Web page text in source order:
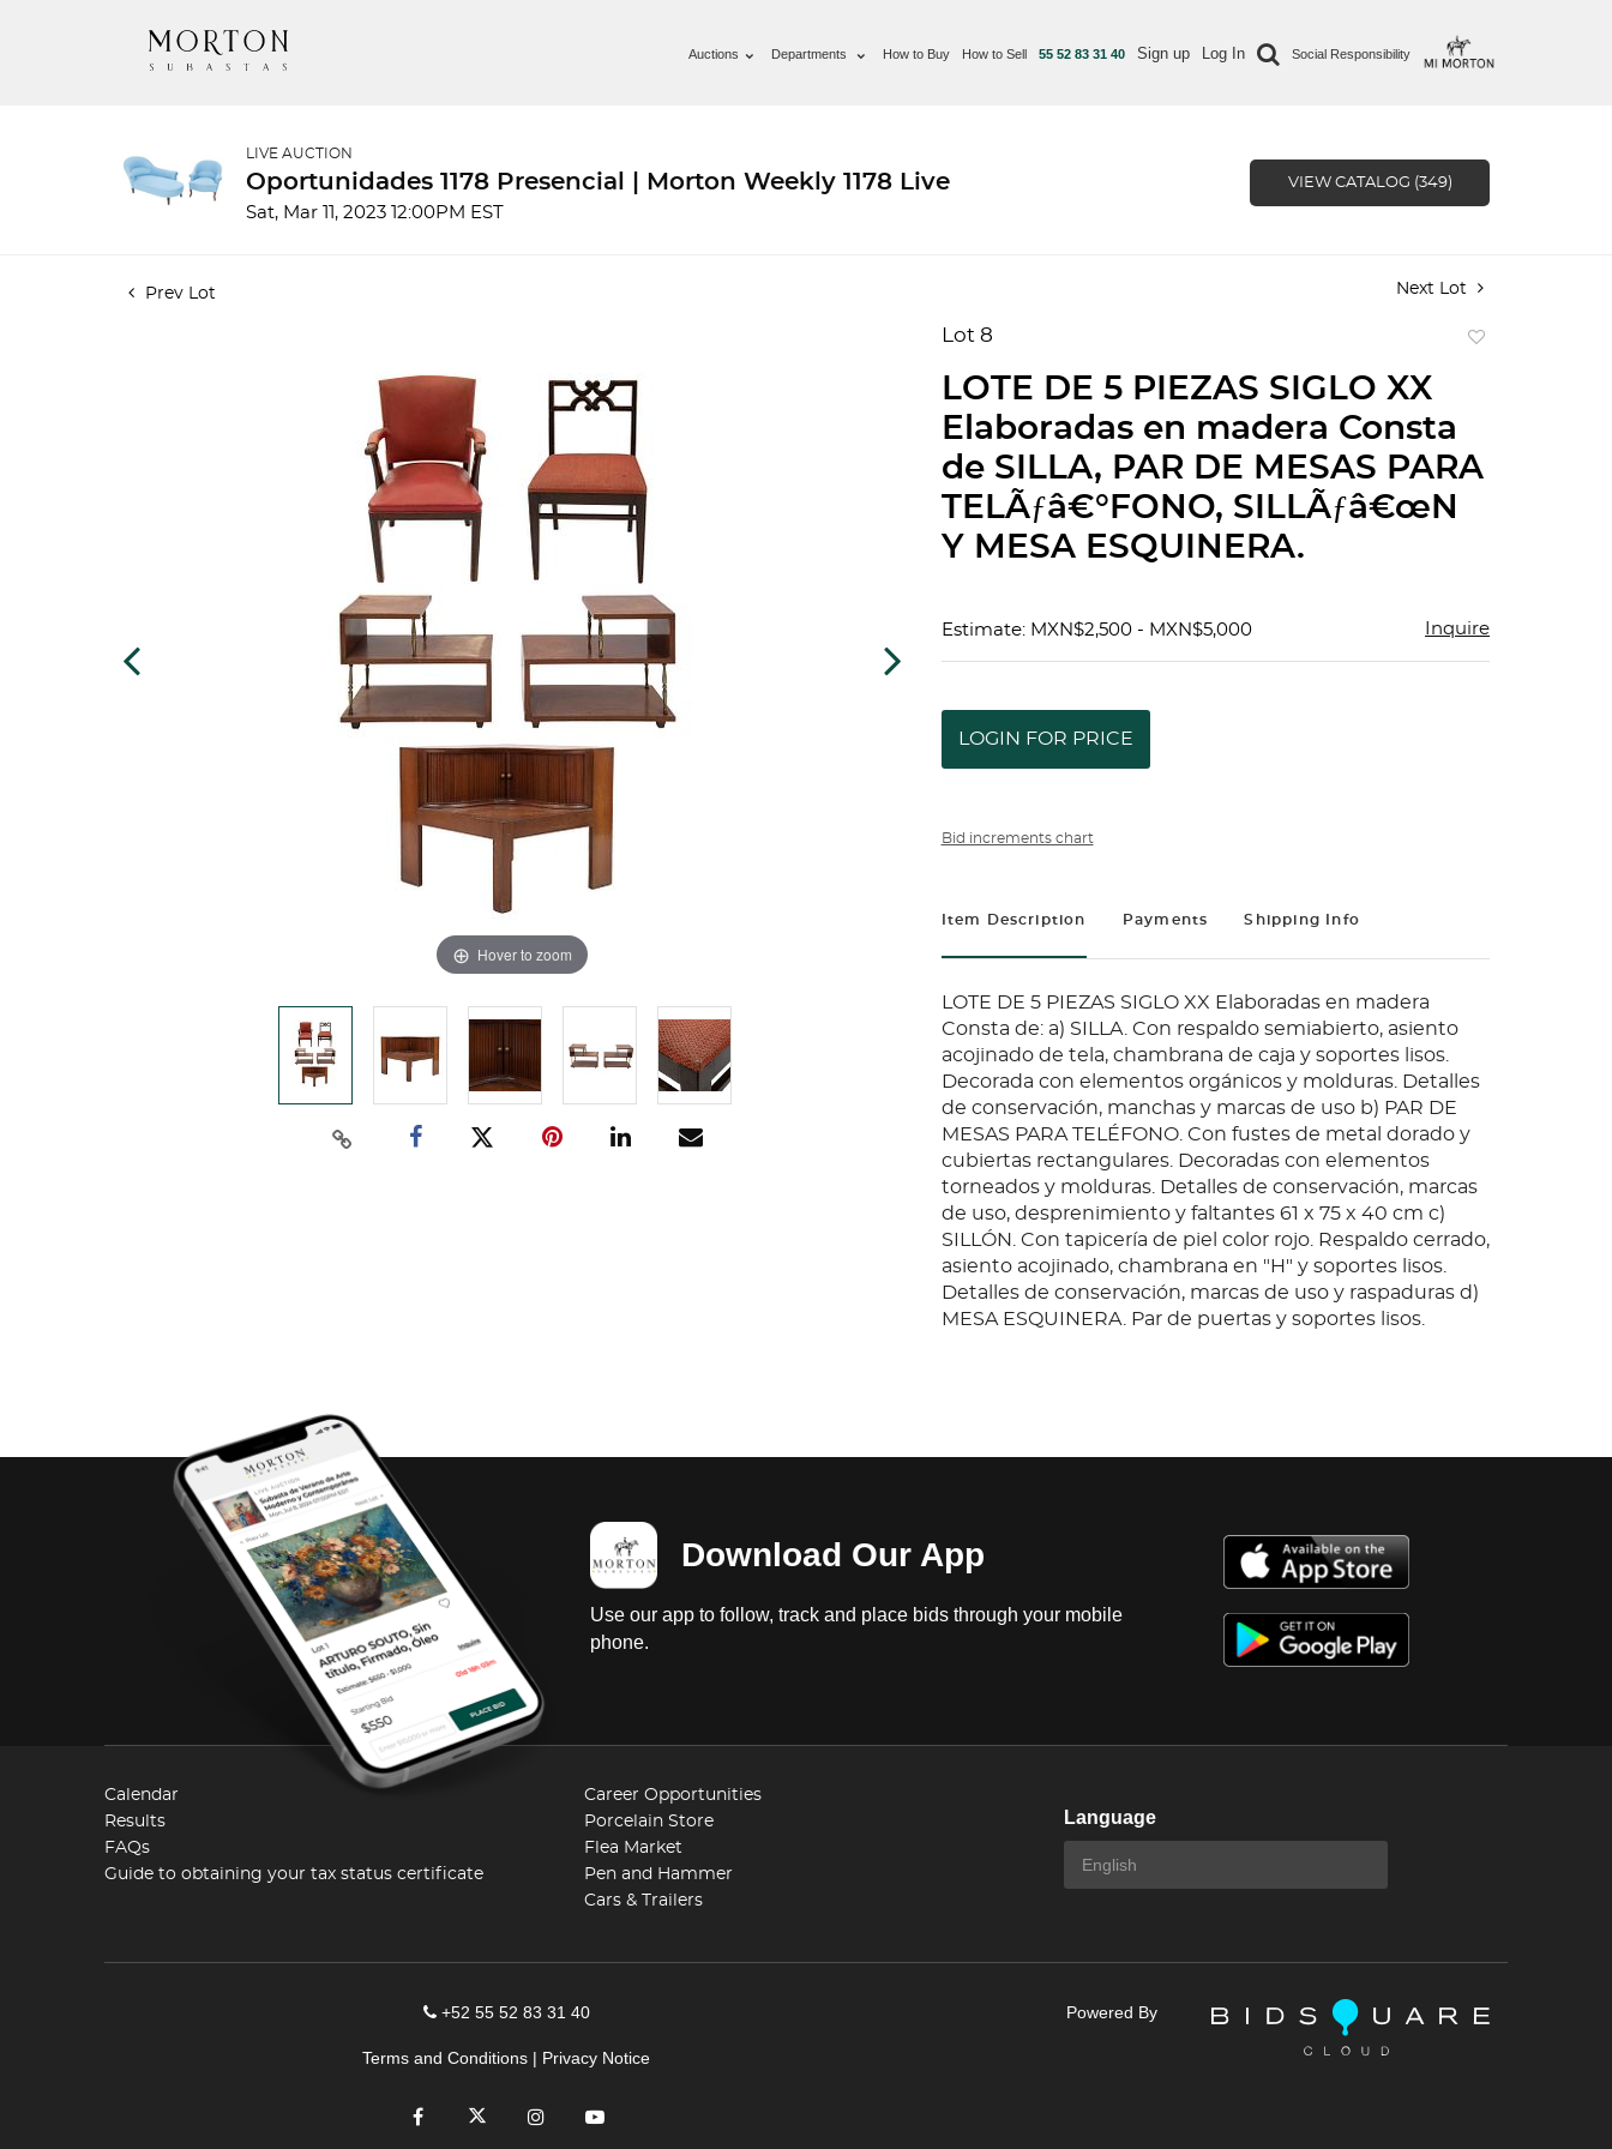
Auctions Departments How to Buy How to Sell 55 52 83 31 40 Sign up Log In Social Responsibility
LIVE AUCTION
Oportunidades 1178 Presencial | Morton Weekly 1178 Live
Sat, Mar 11, 2023 12:00PM EST
VIEW CATALOG (349)
Prev Lot Next Lot
Hover to zoom
Lot 8
LOTE DE 5 PIEZAS SIGLO XX
Elaboradas en madera Consta
de SILLA, PAR DE MESAS PARA
TELÃƒâ€°FONO, SILLÃƒâ€œN
Y MESA ESQUINERA.
Estimate: MXN$2,500 - MXN$5,000 Inquire
LOGIN FOR PRICE
Bid increments chart
Item Description Payments Shipping Info
LOTE DE 5 PIEZAS SIGLO XX Elaboradas en madera
Consta de: a) SILLA. Con respaldo semiabierto, asiento
acojinado de tela, chambrana de caja y soportes lisos.
Decorada con elementos orgánicos y molduras. Detalles
de conservación, manchas y marcas de uso b) PAR DE
MESAS PARA TELÉFONO. Con fustes de metal dorado y
cubiertas rectangulares. Decoradas con elementos
torneados y molduras. Detalles de conservación, marcas
de uso, desprenimiento y faltantes 61 x 75 x 40 cm c)
SILLÓN. Con tapicería de piel color rojo. Respaldo cerrado,
asiento acojinado, chambrana en "H" y soportes lisos.
Detalles de conservación, marcas de uso y raspaduras d)
MESA ESQUINERA. Par de puertas y soportes lisos.
Download Our App
Use our app to follow, track and place bids through your mobile
phone.
Calendar
Results
FAQs
Guide to obtaining your tax status certificate
Career Opportunities
Porcelain Store
Flea Market
Pen and Hammer
Cars & Trailers
Language
+52 55 52 83 31 40
Terms and Conditions | Privacy Notice
Powered By